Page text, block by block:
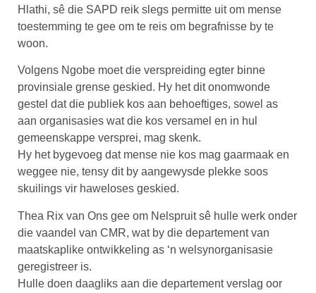
Hlathi, sê die SAPD reik slegs permitte uit om mense
toestemming te gee om te reis om begrafnisse by te
woon.
Volgens Ngobe moet die verspreiding egter binne
provinsiale grense geskied. Hy het dit onomwonde
gestel dat die publiek kos aan behoeftiges, sowel as
aan organisasies wat die kos versamel en in hul
gemeenskappe versprei, mag skenk.
Hy het bygevoeg dat mense nie kos mag gaarmaak en
weggee nie, tensy dit by aangewysde plekke soos
skuilings vir haweloses geskied.
Thea Rix van Ons gee om Nelspruit sê hulle werk onder
die vaandel van CMR, wat by die departement van
maatskaplike ontwikkeling as ‘n welsynorganisasie
geregistreer is.
Hulle doen daagliks aan die departement verslag oor